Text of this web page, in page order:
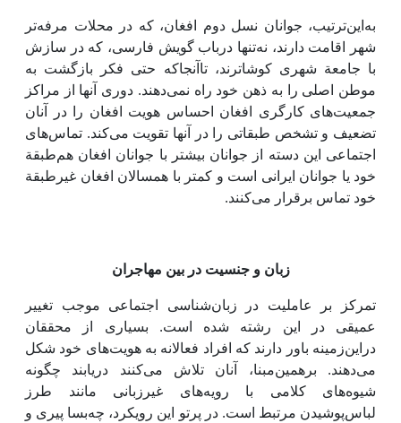
به‌این‌ترتیب، جوانان نسل دوم افغان،‌ که در محلات مرفه‌تر
شهر اقامت دارند، نه‌تنها درباب گویش فارسی، که در سازش
با جامعة شهری کوشاترند، تاآنجاکه حتی فکر بازگشت به
موطن اصلی را به ذهن خود راه نمی‌دهند. دوری آنها از مراکز
جمعیت‌های کارگری افغان احساس هویت افغان را در آنان
تضعیف و تشخص طبقاتی را در آنها تقویت می‌کند. تماس‌های
اجتماعی این ‌دسته از جوانان بیشتر با جوانان افغان هم‌طبقة
خود یا جوانان ایرانی است و کمتر با همسالان افغان غیرطبقة
خود تماس برقرار می‌کنند.
زبان و جنسیت در بین مهاجران
تمرکز بر عاملیت در زبان‌شناسی اجتماعی موجب تغییر
عمیقی در این رشته شده است. بسیاری از محققان
دراین‌زمینه باور دارند که افراد فعالانه به هویت‌های خود شکل
می‌دهند. برهمین‌مبنا، آنان تلاش می‌کنند دریابند چگونه
شیوه‌های کلامی با رویه‌های غیرزبانی مانند طرز
لباس‌پوشیدن مرتبط است. در پرتو این رویکرد، چه‌بسا پیری و